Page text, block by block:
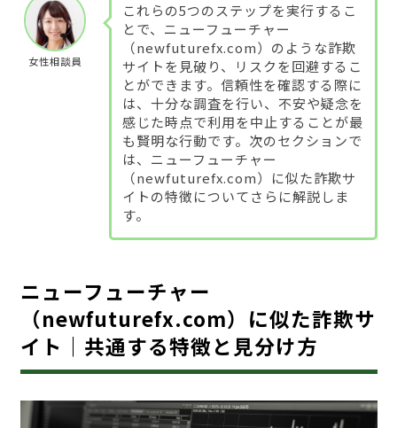
女性相談員
これらの5つのステップを実行するこ
とで、ニューフューチャー
（newfuturefx.com）のような詐欺
サイトを見破り、リスクを回避するこ
とができます。信頼性を確認する際に
は、十分な調査を行い、不安や疑念を
感じた時点で利用を中止することが最
も賢明な行動です。次のセクションで
は、ニューフューチャー
（newfuturefx.com）に似た詐欺サ
イトの特徴についてさらに解説しま
す。
ニューフューチャー
（newfuturefx.com）に似た詐欺サ
イト｜共通する特徴と見分け方